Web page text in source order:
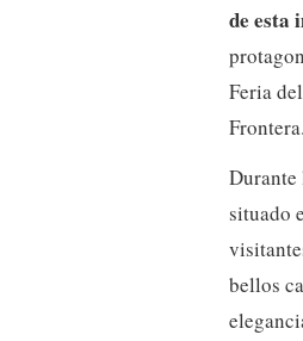
de esta
Feria
Frontera.
Durante
situado
bellos